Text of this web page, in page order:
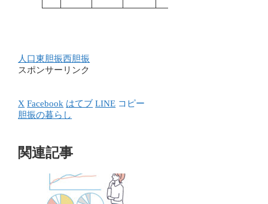
人口東胆振西胆振
スポンサーリンク
X Facebook はてブ LINE コピー
胆振の暮らし
関連記事